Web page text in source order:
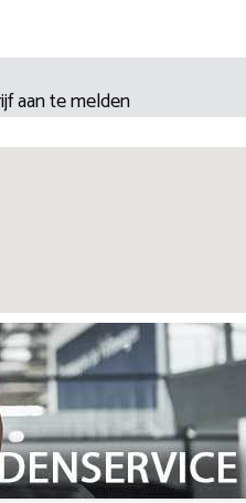
aan te melden